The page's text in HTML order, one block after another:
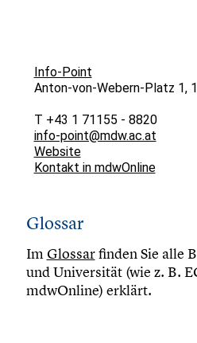
Info-Point
Anton-von-Webern-Platz 1,
T +43 1 71155 - 8820
info-point@mdw.ac.at
Website
Kontakt in mdwOnline
Glossar
Im Glossarfinden Sie alle
und Universität (wie z. B.
mdwOnline) erklärt.